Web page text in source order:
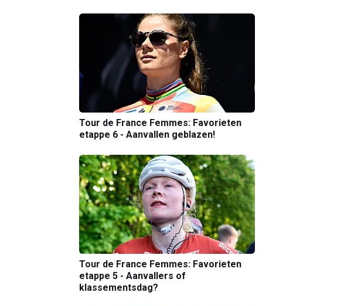
Tour de France Femmes: Favorieten
etappe 6 - Aanvallen geblazen!
Tour de France Femmes: Favorieten
etappe 5 - Aanvallers of
klassementsdag?